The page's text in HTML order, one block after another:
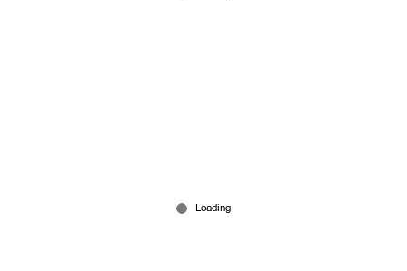
ഡെങ്കിപ്പനി ജീവൻ കവരുന്നു; അതീവ ജാഗ്രത
പ്രഖ്യാപിച്ച് ആരോഗ്യ വകുപ്പ്